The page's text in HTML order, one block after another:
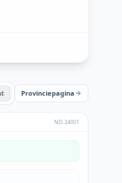
Provinciepagina
NIS24001